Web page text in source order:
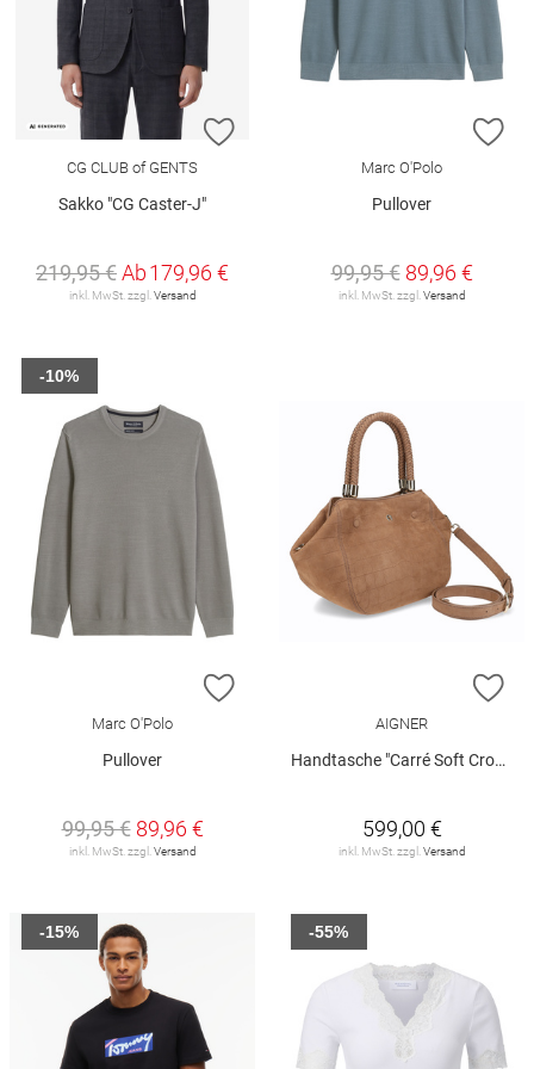
ZUR WUNSCHLISTE HINZUFÜGEN
CG CLUB of GENTS
Sakko "CG Caster-J"
219,95 €Ab179,96 €
inkl. MwSt. zzgl.Versand
Marc O'Polo
Pullover
99,95 € 89,96 €
inkl. MwSt. zzgl.Versand
ZUR WUNSCHLISTE HINZUFÜGEN
Marc O'Polo
Pullover
99,95 € 89,96 €
inkl. MwSt. zzgl. Versand
-10%
AIGNER
Handtasche "Carré Soft Croco"
599,00 €
inkl. MwSt. zzgl. Versand
-15% -55%